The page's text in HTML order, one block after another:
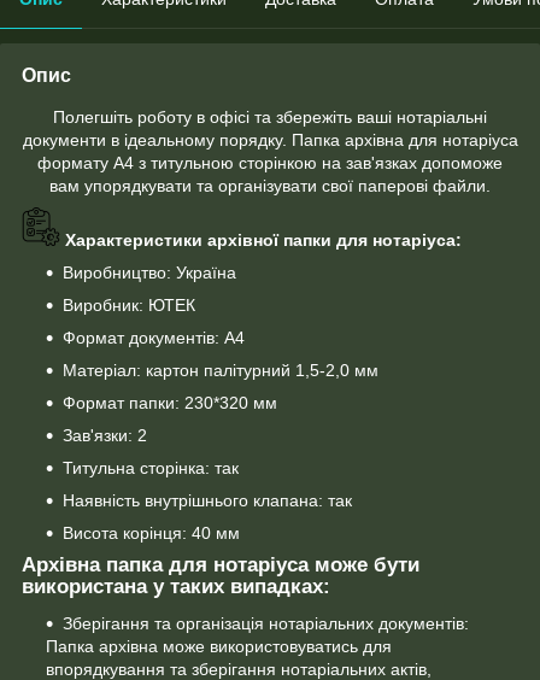
Опис
Полегшіть роботу в офісі та збережіть ваші нотаріальні
документи в ідеальному порядку. Папка архівна для нотаріуса
формату А4 з титульною сторінкою на зав'язках допоможе
вам упорядкувати та організувати свої паперові файли.
Характеристики архівної папки для нотаріуса:
Виробництво: Україна
Виробник: ЮТЕК
Формат документів: А4
Матеріал: картон палітурний 1,5-2,0 мм
Формат папки: 230*320 мм
Зав'язки: 2
Титульна сторінка: так
Наявність внутрішнього клапана: так
Висота корінця: 40 мм
Архівна папка для нотаріуса може бути
використана у таких випадках:
Зберігання та організація нотаріальних документів:
Папка архівна може використовуватись для
впорядкування та зберігання нотаріальних актів,